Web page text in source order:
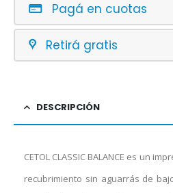
Pagá en cuotas
Retirá gratis
DESCRIPCIÓN
CETOL CLASSIC BALANCE es un
recubrimiento sin aguarrás de